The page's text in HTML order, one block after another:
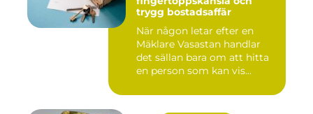
trygg bostadsaffär
När någon letar efter en
Mäklare Vasastan handlar
det sällan bara om att hitta
en person som kan vis...